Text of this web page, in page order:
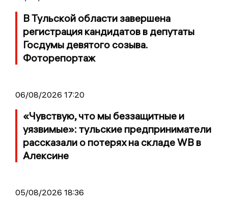
В Тульской области завершена
регистрация кандидатов в депутаты
Госдумы девятого созыва.
Фоторепортаж
06/08/2026 17:20
«Чувствую, что мы беззащитные и
уязвимые»: тульские предприниматели
рассказали о потерях на складе WB в
Алексине
05/08/2026 18:36